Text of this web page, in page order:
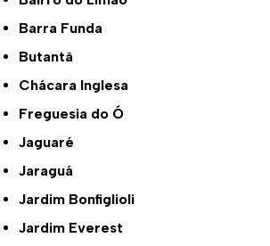
Barra Funda
Butantã
Chácara Inglesa
Freguesia do Ó
Jaguaré
Jaraguá
Jardim Bonfiglioli
Jardim Everest